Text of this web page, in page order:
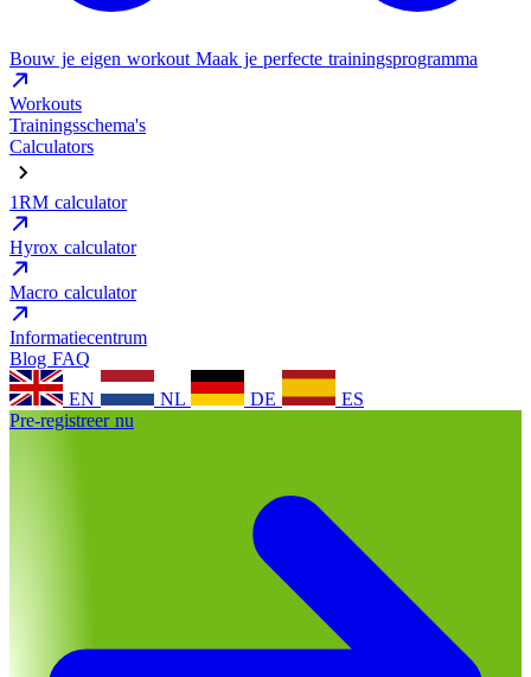
Bouw je eigen workout Maak je perfecte trainingsprogramma
Workouts
Trainingsschema's
Calculators
1RM calculator
Hyrox calculator
Macro calculator
Informatiecentrum
Blog FAQ
EN
NL DE
ES
Pre-registreer nu